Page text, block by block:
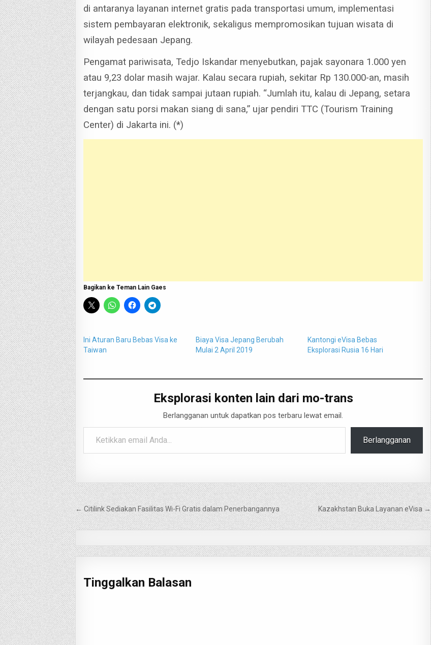
di antaranya layanan internet gratis pada transportasi umum, implementasi
sistem pembayaran elektronik, sekaligus mempromosikan tujuan wisata di
wilayah pedesaan Jepang.
Pengamat pariwisata, Tedjo Iskandar menyebutkan, pajak sayonara 1.000 yen
atau 9,23 dolar masih wajar. Kalau secara rupiah, sekitar Rp 130.000-an, masih
terjangkau, dan tidak sampai jutaan rupiah. “Jumlah itu, kalau di Jepang, setara
dengan satu porsi makan siang di sana,” ujar pendiri TTC (Tourism Training
Center) di Jakarta ini. (*)
Bagikan ke Teman Lain Gaes
Ini Aturan Baru Bebas Visa ke
Taiwan
Biaya Visa Jepang Berubah
Mulai 2 April 2019
Kantongi eVisa Bebas
Eksplorasi Rusia 16 Hari
Eksplorasi konten lain dari mo-trans
Berlangganan untuk dapatkan pos terbaru lewat email.
Ketikkan email Anda...
Berlangganan
Navigasi
pos
← Citilink Sediakan Fasilitas Wi-Fi Gratis dalam Penerbangannya Kazakhstan Buka Layanan eVisa →
Tinggalkan Balasan